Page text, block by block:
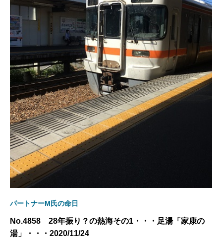
パートナーM氏の命日
No.4858 28年振り？の熱海その1・・・足湯「家康の
湯」・・・2020/11/24